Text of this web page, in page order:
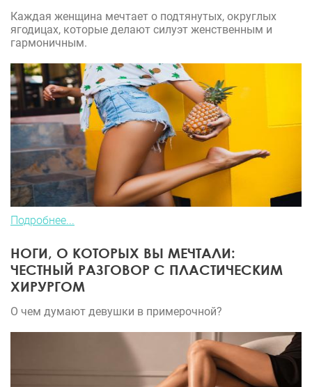
Каждая женщина мечтает о подтянутых, округлых
ягодицах, которые делают силуэт женственным и
гармоничным.
Подробнее...
НОГИ, О КОТОРЫХ ВЫ МЕЧТАЛИ:
ЧЕСТНЫЙ РАЗГОВОР С ПЛАСТИЧЕСКИМ
ХИРУРГОМ
О чем думают девушки в примерочной?